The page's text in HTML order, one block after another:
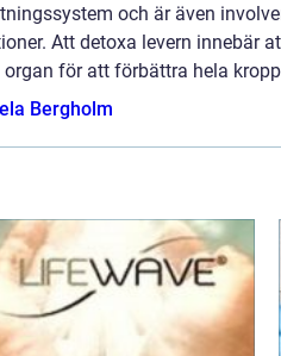
och är även
Att detoxa levern innebär
organ för att förbättra hela
Bergholm